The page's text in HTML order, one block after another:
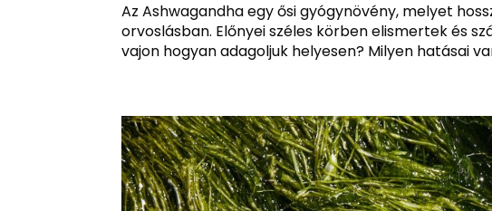
Az Ashwagandha egy ősi gyógynövény, melyet
orvoslásban. Előnyei széles körben elismertek és
vajon hogyan adagoljuk helyesen? Milyen hatásai